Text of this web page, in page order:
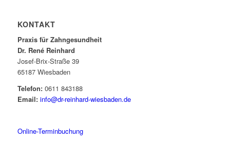
KONTAKT
Praxis für Zahngesundheit
Dr. René Reinhard
Josef-Brix-Straße 39
65187 Wiesbaden
Telefon:0611 843188
Email: info@dr-reinhard-wiesbaden.de
Online-Terminbuchung